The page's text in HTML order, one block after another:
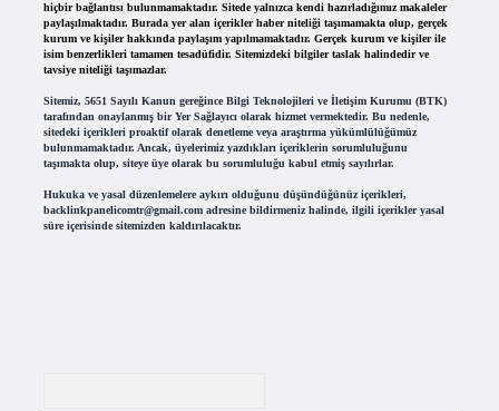
hiçbir bağlantısı bulunmamaktadır. Sitede yalnızca kendi hazırladığımız makaleler
paylaşılmaktadır. Burada yer alan içerikler haber niteliği taşımamakta olup, gerçek
kurum ve kişiler hakkında paylaşım yapılmamaktadır. Gerçek kurum ve kişiler ile
isim benzerlikleri tamamen tesadüfidir. Sitemizdeki bilgiler taslak halindedir ve
tavsiye niteliği taşımazlar.
Sitemiz, 5651 Sayılı Kanun gereğince Bilgi Teknolojileri ve İletişim Kurumu (BTK)
tarafından onaylanmış bir Yer Sağlayıcı olarak hizmet vermektedir. Bu nedenle,
sitedeki içerikleri proaktif olarak denetleme veya araştırma yükümlülüğümüz
bulunmamaktadır. Ancak, üyelerimiz yazdıkları içeriklerin sorumluluğunu
taşımakta olup, siteye üye olarak bu sorumluluğu kabul etmiş sayılırlar.
Hukuka ve yasal düzenlemelere aykırı olduğunu düşündüğünüz içerikleri,
backlinkpanelicomtr@gmail.comadresine bildirmeniz halinde, ilgili içerikler yasal
süre içerisinde sitemizden kaldırılacaktır.